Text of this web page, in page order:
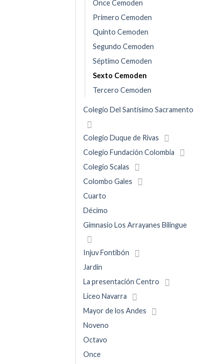
Once Cemoden
Primero Cemoden
Quinto Cemoden
Segundo Cemoden
Séptimo Cemoden
Sexto Cemoden
Tercero Cemoden
Colegio Del Santísimo Sacramento
Colegio Duque de Rivas
Colegio Fundación Colombia
Colegio Scalas
Colombo Gales
Cuarto
Décimo
Gimnasio Los Arrayanes Bilingue
Injuv Fontibón
Jardín
La presentación Centro
Liceo Navarra
Mayor de los Andes
Noveno
Octavo
Once